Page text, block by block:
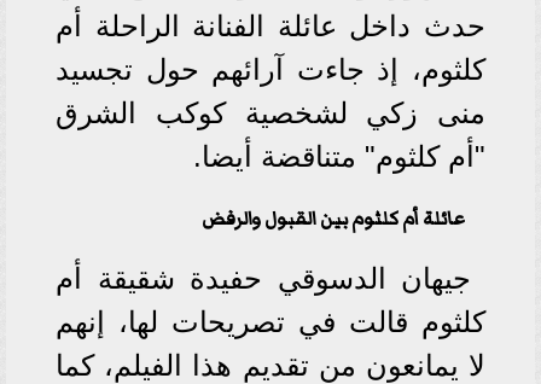
حدث داخل عائلة الفنانة الراحلة أم
كلثوم، إذ جاءت آرائهم حول تجسيد
منى زكي لشخصية كوكب الشرق
"أم كلثوم" متناقضة أيضا.
عائلة أم كلثوم بين القبول والرفض
جيهان الدسوقي حفيدة شقيقة أم
كلثوم قالت في تصريحات لها، إنهم
لا يمانعون من تقديم هذا الفيلم، كما